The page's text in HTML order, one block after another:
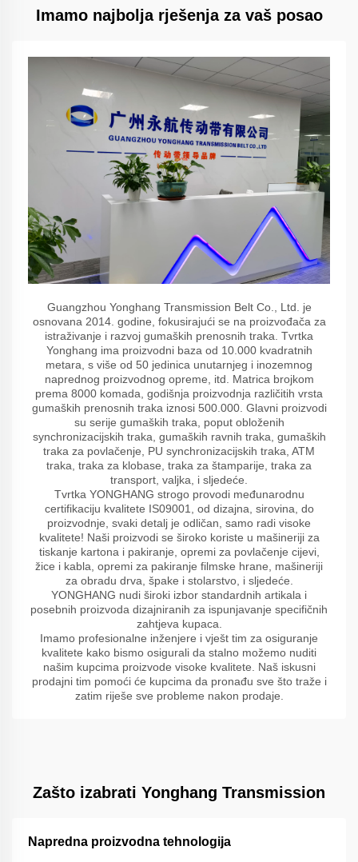
Imamo najbolja rješenja za vaš posao
Guangzhou Yonghang Transmission Belt Co., Ltd. je
osnovana 2014. godine, fokusirajući se na proizvođača za
istraživanje i razvoj gumaških prenosnih traka. Tvrtka
Yonghang ima proizvodni baza od 10.000 kvadratnih
metara, s više od 50 jedinica unutarnjeg i inozemnog
naprednog proizvodnog opreme, itd. Matrica brojkom
prema 8000 komada, godišnja proizvodnja različitih vrsta
gumaških prenosnih traka iznosi 500.000. Glavni proizvodi
su serije gumaških traka, poput obloženih
synchronizacijskih traka, gumaških ravnih traka, gumaških
traka za povlačenje, PU synchronizacijskih traka, ATM
traka, traka za klobase, traka za štamparije, traka za
transport, valjka, i sljedeće.
Tvrtka YONGHANG strogo provodi međunarodnu
certifikaciju kvalitete IS09001, od dizajna, sirovina, do
proizvodnje, svaki detalj je odličan, samo radi visoke
kvalitete! Naši proizvodi se široko koriste u mašineriji za
tiskanje kartona i pakiranje, opremi za povlačenje cijevi,
žice i kabla, opremi za pakiranje filmske hrane, mašineriji
za obradu drva, špake i stolarstvo, i sljedeće.
YONGHANG nudi široki izbor standardnih artikala i
posebnih proizvoda dizajniranih za ispunjavanje specifičnih
zahtjeva kupaca.
Imamo profesionalne inženjere i vješt tim za osiguranje
kvalitete kako bismo osigurali da stalno možemo nuditi
našim kupcima proizvode visoke kvalitete. Naš iskusni
prodajni tim pomoći će kupcima da pronađu sve što traže i
zatim riješe sve probleme nakon prodaje.
Zašto izabrati Yonghang Transmission
Napredna proizvodna tehnologija